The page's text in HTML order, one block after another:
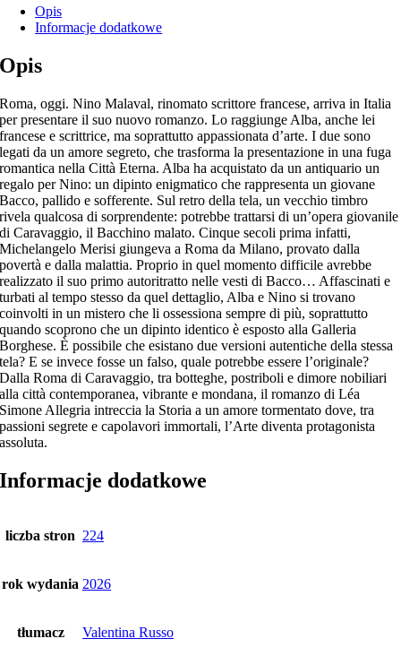
Opis
Informacje dodatkowe
Opis
Roma, oggi. Nino Malaval, rinomato scrittore francese, arriva in Italia
per presentare il suo nuovo romanzo. Lo raggiunge Alba, anche lei
francese e scrittrice, ma soprattutto appassionata d’arte. I due sono
legati da un amore segreto, che trasforma la presentazione in una fuga
romantica nella Città Eterna. Alba ha acquistato da un antiquario un
regalo per Nino: un dipinto enigmatico che rappresenta un giovane
Bacco, pallido e sofferente. Sul retro della tela, un vecchio timbro
rivela qualcosa di sorprendente: potrebbe trattarsi di un’opera giovanile
di Caravaggio, il Bacchino malato. Cinque secoli prima infatti,
Michelangelo Merisi giungeva a Roma da Milano, provato dalla
povertà e dalla malattia. Proprio in quel momento difficile avrebbe
realizzato il suo primo autoritratto nelle vesti di Bacco… Affascinati e
turbati al tempo stesso da quel dettaglio, Alba e Nino si trovano
coinvolti in un mistero che li ossessiona sempre di più, soprattutto
quando scoprono che un dipinto identico è esposto alla Galleria
Borghese. È possibile che esistano due versioni autentiche della stessa
tela? E se invece fosse un falso, quale potrebbe essere l’originale?
Dalla Roma di Caravaggio, tra botteghe, postriboli e dimore nobiliari
alla città contemporanea, vibrante e mondana, il romanzo di Léa
Simone Allegria intreccia la Storia a un amore tormentato dove, tra
passioni segrete e capolavori immortali, l’Arte diventa protagonista
assoluta.
Informacje dodatkowe
liczba stron 224
rok wydania 2026
tłumacz Valentina Russo